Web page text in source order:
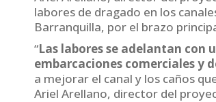
labores de dragado en los
Barranquilla, por el brazo
“Las labores se adelantan
embarcaciones comerciales y
a mejorar el canal y los caños
Ariel Arellano, director del